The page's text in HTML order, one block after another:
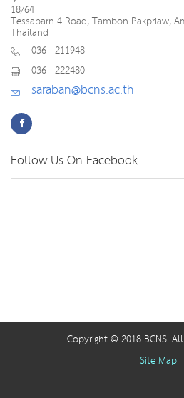
18/64
Tessabarn 4 Road, Tambon Pakpriaw,
Thailand
036 - 211948
036 - 222480
saraban@bcns.ac.th
Follow Us On Facebook
Copyright © 2018 BCNS.
Site Map
|